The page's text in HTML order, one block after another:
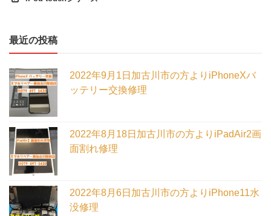
最近の投稿
2022年9月1日加古川市の方よりiPhoneXバ
ッテリー交換修理
2022年8月18日加古川市の方よりiPadAir2画
面割れ修理
2022年8月6日加古川市の方よりiPhone11水
没修理